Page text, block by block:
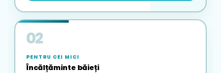
02
PENTRU CEI MICI
Încălțăminte băieți